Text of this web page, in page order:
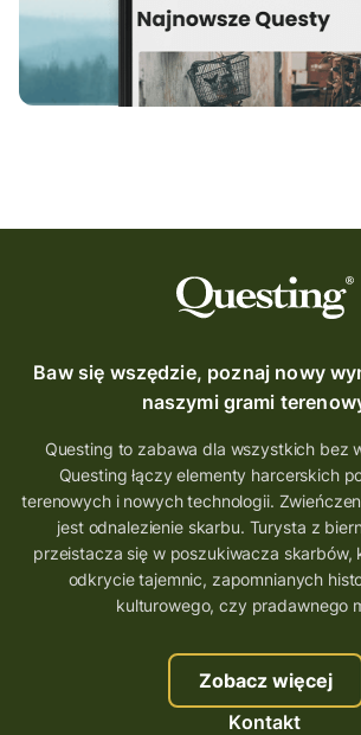
Baw się wszędzie, poznaj nowy
naszymi grami
Questing to zabawa dla wszystkich bez
Questing łączy elementy harcerskich
terenowych i nowych technologii.
jest odnalezienie skarbu. Turysta z
przeistacza się w poszukiwacza skarbów,
odkrycie tajemnic, zapomnianych
kulturowego, czy pradawnego
Zobacz więcej
Kontakt